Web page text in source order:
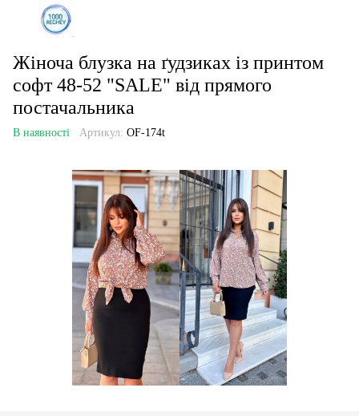
Жіноча блузка на ґудзиках із принтом
софт 48-52 "SALE" від прямого
постачальника
В наявності Артикул: OF-174t